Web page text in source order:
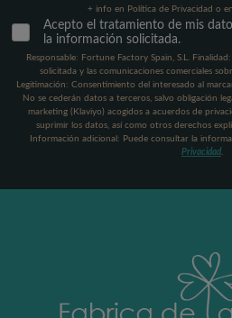
+ info en Política de Privacidad o
Acepto el tratamiento de mis
la información solicitada.
Responsable: Fortune Factory Spain, S.L.
solicitada y las comunicaciones comerciales
Legitimación: Consentimiento del interesado al
No se cederán datos a terceros, salvo obligación
marketing (Klaviyo) acogidos a acuerdos de
suprimir los datos, así como otros derechos
Información adicional: Puede consultar la
Privacidad